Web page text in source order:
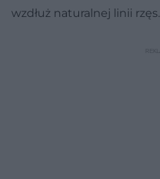
wzdłuż naturalnej linii rzęs.